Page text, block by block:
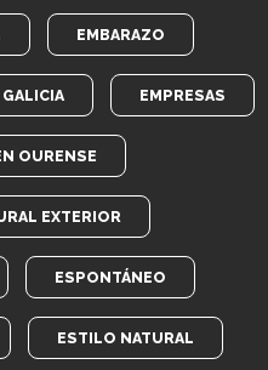
EMBARAZO
EMPRESAS
OURENSE
EXTERIOR
ESPONTÁNEO
ESTILO NATURAL